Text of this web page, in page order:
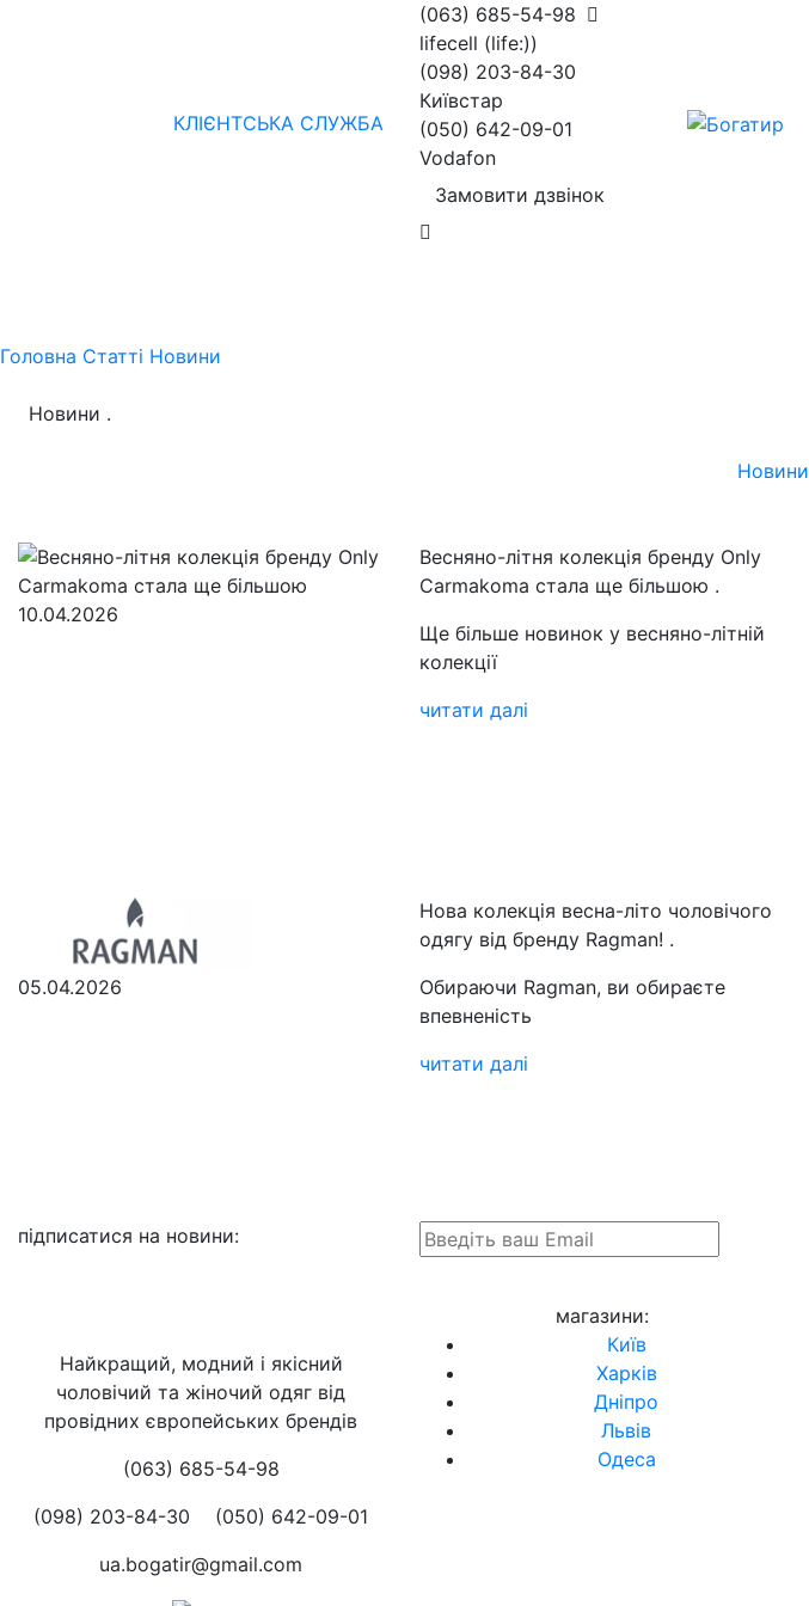
КЛІЄНТСЬКА СЛУЖБА
(063) 685-54-98
lifecell (life:))
(098) 203-84-30
Київстар
(050) 642-09-01
Vodafon
Замовити дзвінок
Головна Статті Новини
Новини .
Новини
10.04.2026
Весняно-літня колекція бренду Only
Carmakoma стала ще більшою .
Ще більше новинок у весняно-літній
колекції
читати далі
05.04.2026
Нова колекція весна-літо чоловічого
одягу від бренду Ragman! .
Обираючи Ragman, ви обираєте
впевненість
читати далі
підписатися на новини:
Найкращий, модний і якісний
чоловічий та жіночий одяг від
провідних європейських брендів
(063) 685-54-98
(098) 203-84-30
(050) 642-09-01
ua.bogatir@gmail.com
магазини:
Київ
Харків
Дніпро
Львів
Одеса